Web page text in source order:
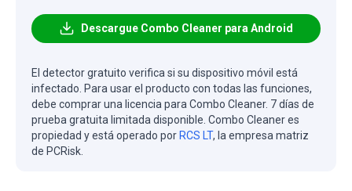
Descargue Combo Cleaner para Android
El detector gratuito verifica si su dispositivo móvil está
infectado. Para usar el producto con todas las funciones,
debe comprar una licencia para Combo Cleaner. 7 días de
prueba gratuita limitada disponible. Combo Cleaner es
propiedad y está operado por RCS LT, la empresa matriz
de PCRisk.